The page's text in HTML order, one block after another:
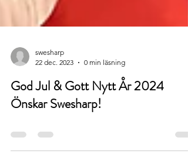
swesharp